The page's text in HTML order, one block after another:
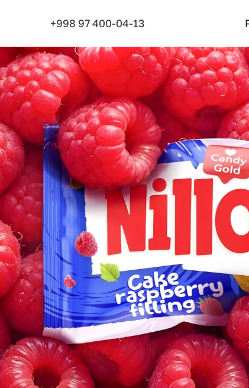
+998 97 400-04-13